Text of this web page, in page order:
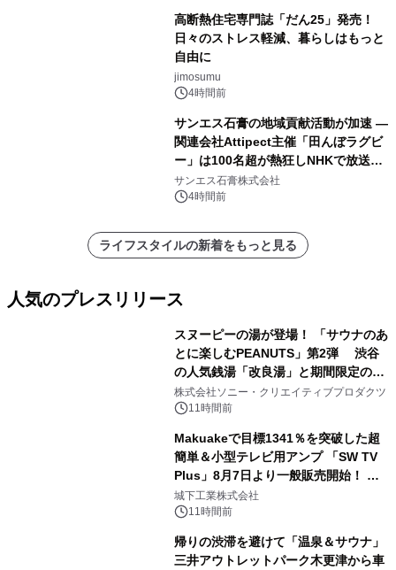
高断熱住宅専門誌「だん25」発売！
日々のストレス軽減、暮らしはもっと
自由に
jimosumu
4時間前
サンエス石膏の地域貢献活動が加速 ―
関連会社Attipect主催「田んぼラグビ
ー」は100名超が熱狂しNHKで放送さ
れました。
サンエス石膏株式会社
4時間前
ライフスタイルの新着をもっと見る
人気のプレスリリース
スヌーピーの湯が登場！ 「サウナのあ
とに楽しむPEANUTS」第2弾 渋谷
の人気銭湯「改良湯」と期間限定のコ
ラボレーション サウナイキタイコラ
ボグッズも発売決定！
株式会社ソニー・クリエイティブプロダクツ
11時間前
Makuakeで目標1341％を突破した超
簡単＆小型テレビ用アンプ 「SW TV
Plus」8月7日より一般販売開始！ ケ
ーブル1本つなぐだけ、テレビの音が
ぐっと豊かに
城下工業株式会社
11時間前
帰りの渋滞を避けて「温泉＆サウナ」
三井アウトレットパーク木更津から車